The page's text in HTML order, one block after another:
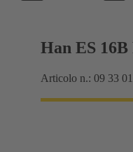
Han ES
Articolo n.: 09 33